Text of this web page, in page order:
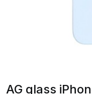
AG glass